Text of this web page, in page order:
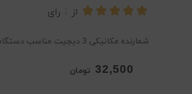
از رای
شمارنده مکانیکی 3 دیجیت مناسب دستگاه های ضبط و پخش TEAC A-3440 دارای دکمه ریست و صفرکن
32,500 تومان